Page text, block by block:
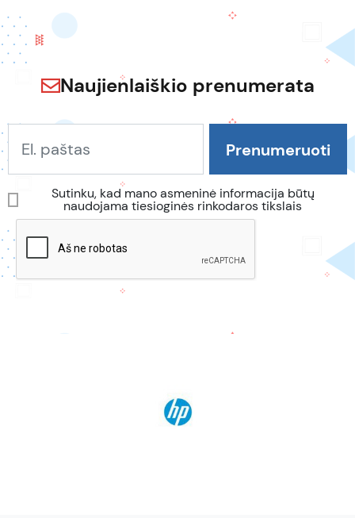
Naujienlaiškio prenumerata
Sutinku, kad mano asmeninė informacija būtų
naudojama tiesioginės rinkodaros tikslais